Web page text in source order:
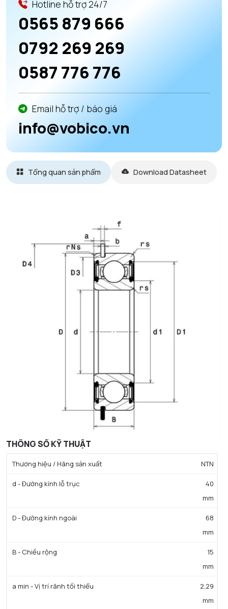
Hotline hỗ trợ 24/7
0565 879 666
0792 269 269
0587 776 776
Email hỗ trợ / báo giá
info@vobico.vn
Tổng quan sản phẩm Download Datasheet
THÔNG SỐ KỸ THUẬT
Thương hiệu / Hãng sản xuất NTN
d - Đường kính lỗ trục
40
mm
D - Đường kính ngoài
68
mm
B - Chiều rộng
15
mm
a min - Vị trí rãnh tối thiểu
2,29
mm